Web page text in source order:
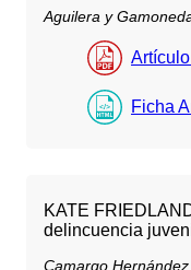
Aguilera y
Ficha
KATE
delincuencia
Camargo